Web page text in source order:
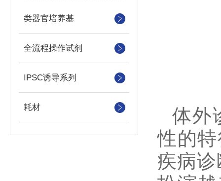
类器官培养基
全流程操作试剂
IPSC诱导系列
耗材
体外
性的
疾病